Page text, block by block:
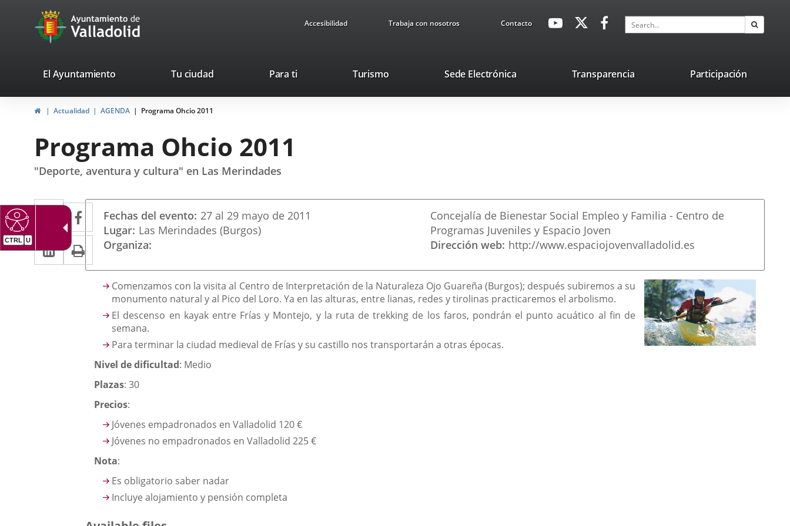
CTRL U
Portal
Web
Ayuntamiento
de
Accesibilidad Trabaja con nosotros ContactoavaHeaderSocial
Link
Link
application.
application.
Search
valladolid.es
El Ayuntamiento Tu ciudad Para ti TurismoThis
will
Sede ElectrónicaLink
external
Transparencia Participación
HomeActualidad AGENDA Programa Ohcio 2011
Programa Ohcio 2011
"Deporte, aventura y cultura" en Las Merindades
Twitter
Enlace
una
aplicación
externa.
Facebook
Enlace
a
una
aplicación
externa.
Linkedin
Enlace
a
aplicación
externa.
Print
del
evento
Fechas del evento 27 al 29 mayo de 2011
Lugar Las Merindades (Burgos)
Organiza
Concejalía de Bienestar Social Empleo y Familia - Centro de
Programas Juveniles y Espacio Joven
Dirección web http://www.espaciojovenvalladolid.es
Descripción
Comenzamos con la visita al Centro de Interpretación de la Naturaleza Ojo Guareña (Burgos); después subiremos a su
monumento natural y al Pico del Loro. Ya en las alturas, entre lianas, redes y tirolinas practicaremos el arbolismo.
El descenso en kayak entre Frías y Montejo, y la ruta de trekking de los faros, pondrán el punto acuático al fin de
semana.
Para terminar la ciudad medieval de Frías y su castillo nos transportarán a otras épocas.
Nivel de dificultad: Medio
Plazas: 30
Precios:
Jóvenes empadronados en Valladolid 120 €
Jóvenes no empadronados en Valladolid 225 €
Nota:
Es obligatorio saber nadar
Incluye alojamiento y pensión completa